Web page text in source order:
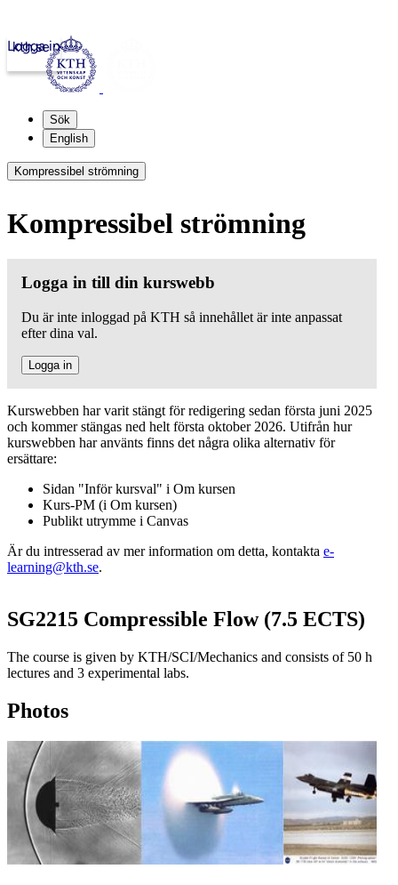
kth.se
Logga in
Sök
English
Kompressibel strömning
Kompressibel strömning
Logga in till din kurswebb
Du är inte inloggad på KTH så innehållet är inte anpassat
efter dina val.
Logga in
Kurswebben har varit stängt för redigering sedan första juni 2025
och kommer stängas ned helt första oktober 2026. Utifrån hur
kurswebben har använts finns det några olika alternativ för
ersättare:
Sidan "Inför kursval" i Om kursen
Kurs-PM (i Om kursen)
Publikt utrymme i Canvas
Är du intresserad av mer information om detta, kontakta e-
learning@kth.se.
SG2215 Compressible Flow (7.5 ECTS)
The course is given by KTH/SCI/Mechanics and consists of 50 h
lectures and 3 experimental labs.
Photos